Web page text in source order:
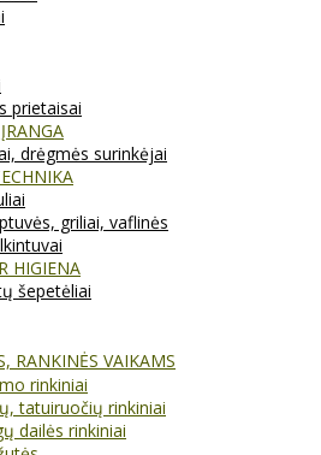
prietaisai
drėgmės surinkėjai
griliai, vaflinės
HIGIENA
šepetėliai
RANKINĖS VAIKAMS
rinkiniai
tatuiruočių rinkiniai
dailės rinkiniai